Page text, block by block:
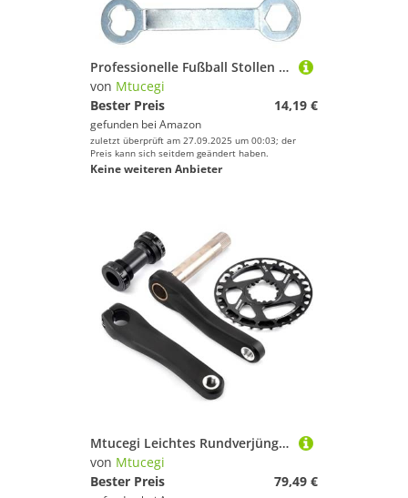
Professionelle Fußball Stollen Stollen Nonslip Metal Stlepe Wetterfestes Metallspitzen Mit Niedrigem Gewicht Fußball Zubehör Leichtfalle Fußballschuhschuh Studs
von Mtucegi
Bester Preis
14,19 €
gefunden bei Amazon
zuletzt überprüft am 27.09.2025 um 00:03; der
Preis kann sich seitdem geändert haben.
Keine weiteren Anbieter
Mtucegi Leichtes Rundverjüngungsverjüngungsgräbchen Kettenradkettenrad Aluminiumlegierungen Kurbenrad Teil Zur Verbesserung Der Radsport Effizienz Haltbarkeit Crankset Bottom Brackets
von Mtucegi
Bester Preis
79,49 €